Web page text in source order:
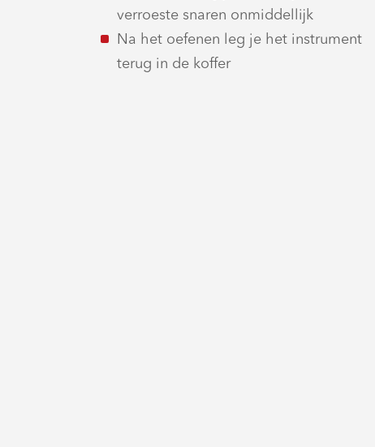
verroeste snaren onmiddellijk
Na het oefenen leg je het instrument
terug in de koffer